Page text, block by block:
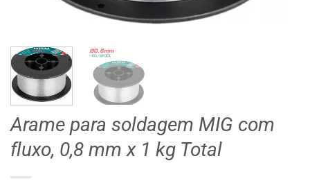
Arame para soldagem MIG com
fluxo, 0,8 mm x 1 kg Total